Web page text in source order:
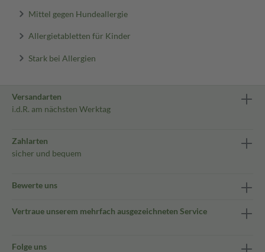
Mittel gegen Hundeallergie
Allergietabletten für Kinder
Stark bei Allergien
Versandarten
i.d.R. am nächsten Werktag
Zahlarten
sicher und bequem
Bewerte uns
Vertraue unserem mehrfach ausgezeichneten Service
Folge uns